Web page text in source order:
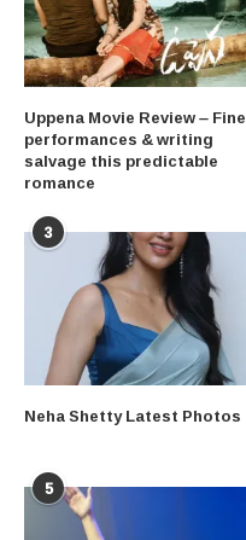
Uppena Movie Review – Fine
performances & writing
salvage this predictable
romance
3
Neha Shetty Latest Photos
5